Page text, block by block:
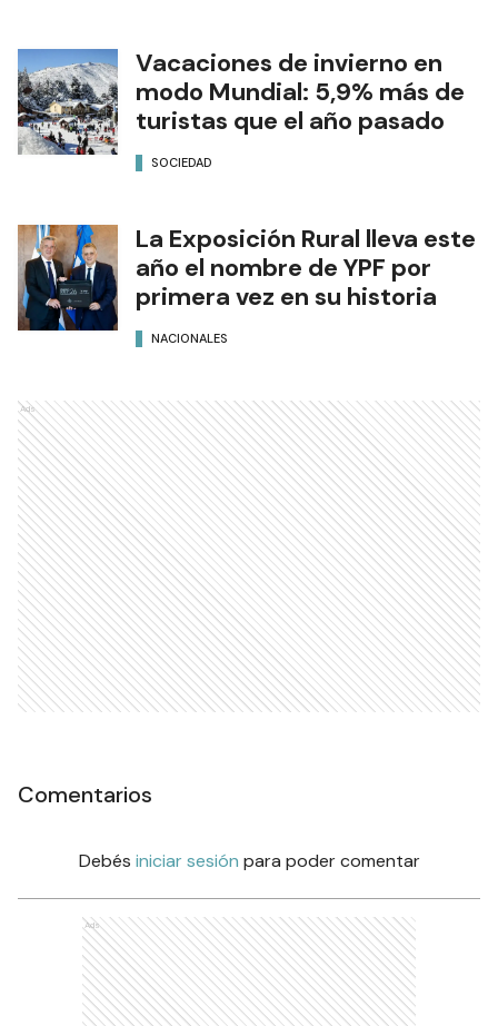
Vacaciones de invierno en
modo Mundial: 5,9% más de
turistas que el año pasado
SOCIEDAD
La Exposición Rural lleva este
año el nombre de YPF por
primera vez en su historia
NACIONALES
Ads
Comentarios
Debés iniciar sesión para poder comentar
Ads